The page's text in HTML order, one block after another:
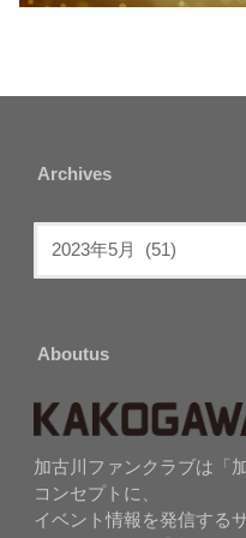
Archives
Aboutus
加古川ファンクラブは「
コンセプトに、
イベント情報を発信する